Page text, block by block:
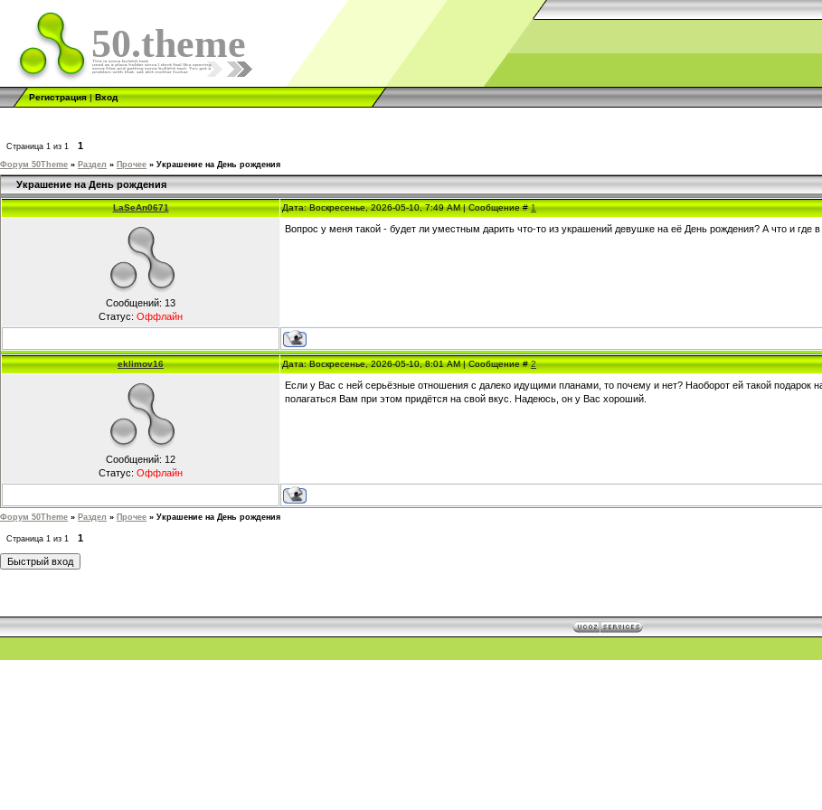
50.theme
Регистрация|Вход
Страница 1 из 1 1
Форум 50Theme » Раздел » Прочее » Украшение на День рождения
Украшение на День рождения
LaSeAn0671 Дата: Воскресенье, 2026-05-10, 7:49 AM | Сообщение #1
Сообщений: 13
Статус: Оффлайн
Вопрос у меня такой - будет ли уместным дарить что-то из украшений девушке на её День рождения? А что и где
eklimov16 Дата: Воскресенье, 2026-05-10, 8:01 AM | Сообщение #2
Сообщений: 12
Статус: Оффлайн
Если у Вас с ней серьёзные отношения с далеко идущими планами, то почему и нет? Наоборот ей такой подарок
полагаться Вам при этом придётся на свой вкус. Надеюсь, он у Вас хороший.
Форум 50Theme » Раздел » Прочее » Украшение на День рождения
Страница 1 из 1
1